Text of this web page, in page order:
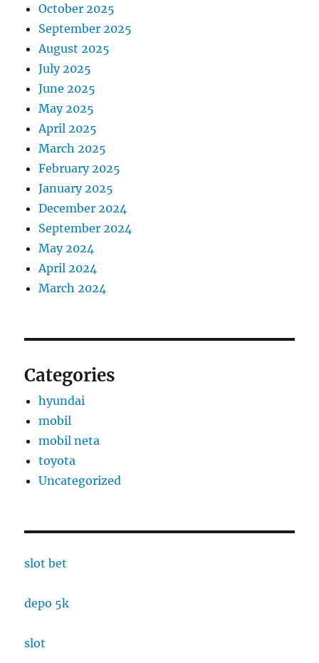
October 2025
September 2025
August 2025
July 2025
June 2025
May 2025
April 2025
March 2025
February 2025
January 2025
December 2024
September 2024
May 2024
April 2024
March 2024
Categories
hyundai
mobil
mobil neta
toyota
Uncategorized
slot bet
depo 5k
slot